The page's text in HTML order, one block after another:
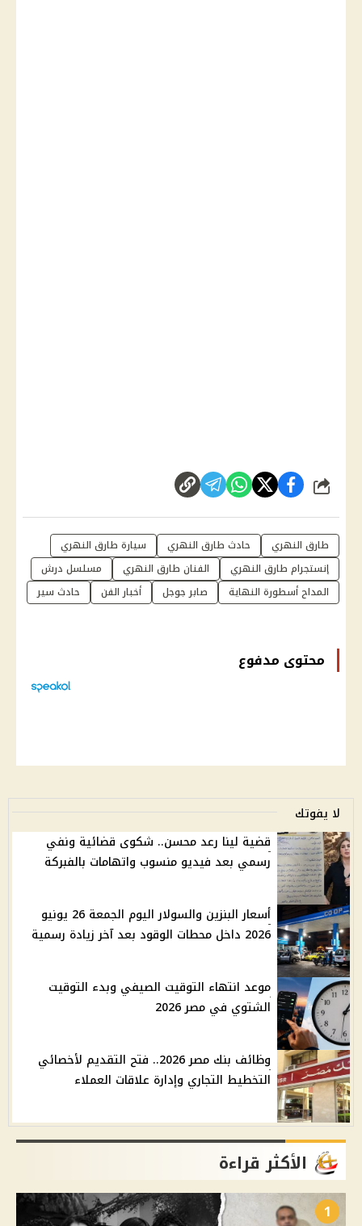
شارك
طارق النهري حادث طارق النهري
سيارة طارق النهري
إنستجرام طارق النهري
الفنان طارق النهري
مسلسل درش
المداح أسطورة النهاية
صابر جوجل أخبار الفن حادث سير
محتوى مدفوع
لا يفوتك
قضية لينا رعد محسن.. شكوى قضائية ونفي
رسمي بعد فيديو منسوب واتهامات بالفبركة
أسعار البنزين والسولار اليوم الجمعة 26 يونيو
2026 داخل محطات الوقود بعد آخر زيادة رسمية
موعد انتهاء التوقيت الصيفي وبدء التوقيت
الشتوي في مصر 2026
وظائف بنك مصر 2026.. فتح التقديم لأخصائي
التخطيط التجاري وإدارة علاقات العملاء
الأكثر قراءة
1